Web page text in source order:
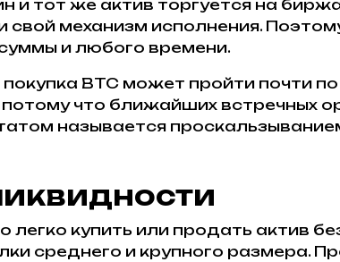
тот же актив торгуется на
механизм исполнения.
и любого времени.
BTC может пройти почти
что ближайших встречных
называется
легко купить или продать актив
среднего и крупного размера.